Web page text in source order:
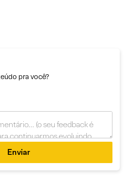
pra você?
Enviar